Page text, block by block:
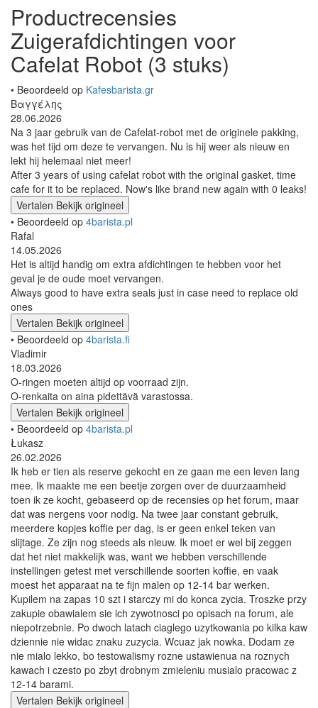
Productrecensies
Zuigerafdichtingen voor
Cafelat Robot (3 stuks)
• Beoordeeld op Kafesbarista.gr
Βαγγέλης
28.06.2026
Na 3 jaar gebruik van de Cafelat-robot met de originele pakking,
was het tijd om deze te vervangen. Nu is hij weer als nieuw en
lekt hij helemaal niet meer!
After 3 years of using cafelat robot with the original gasket, time
cafe for it to be replaced. Now's like brand new again with 0 leaks!
Vertalen Bekijk origineel
• Beoordeeld op 4barista.pl
Rafal
14.05.2026
Het is altijd handig om extra afdichtingen te hebben voor het
geval je de oude moet vervangen.
Always good to have extra seals just in case need to replace old
ones
Vertalen Bekijk origineel
• Beoordeeld op 4barista.fi
Vladimir
18.03.2026
O-ringen moeten altijd op voorraad zijn.
O-renkaita on aina pidettävä varastossa.
Vertalen Bekijk origineel
• Beoordeeld op 4barista.pl
Łukasz
26.02.2026
Ik heb er tien als reserve gekocht en ze gaan me een leven lang
mee. Ik maakte me een beetje zorgen over de duurzaamheid
toen ik ze kocht, gebaseerd op de recensies op het forum, maar
dat was nergens voor nodig. Na twee jaar constant gebruik,
meerdere kopjes koffie per dag, is er geen enkel teken van
slijtage. Ze zijn nog steeds als nieuw. Ik moet er wel bij zeggen
dat het niet makkelijk was, want we hebben verschillende
instellingen getest met verschillende soorten koffie, en vaak
moest het apparaat na te fijn malen op 12-14 bar werken.
Kupilem na zapas 10 szt i starczy mi do konca zycia. Troszke przy
zakupie obawialem sie ich zywotnosci po opisach na forum, ale
niepotrzebnie. Po dwoch latach ciaglego uzytkowania po kilka kaw
dziennie nie widac znaku zuzycia. Wcuaz jak nowka. Dodam ze
nie mialo lekko, bo testowalismy rozne ustawienua na roznych
kawach i czesto po zbyt drobnym zmieleniu musialo pracowac z
12-14 barami.
Vertalen Bekijk origineel